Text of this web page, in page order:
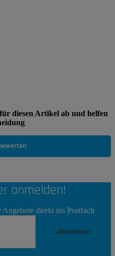
diesen Artikel ab und helfen
anmelden!
Angebote direkt ins Postfach
Abonnieren